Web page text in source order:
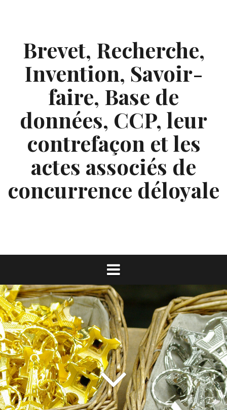
Brevet, Recherche,
Invention, Savoir-
faire, Base de
données, CCP, leur
contrefaçon et les
actes associés de
concurrence déloyale